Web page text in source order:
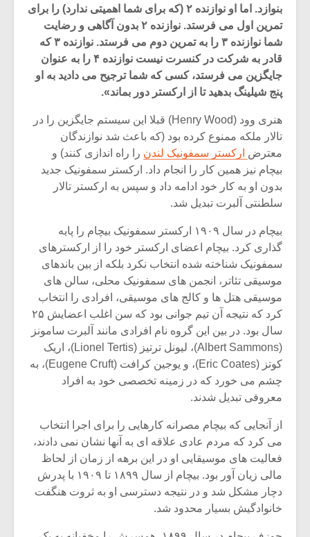
بنوازد. اما او نوازنده ۲ (که برای شما اهمیتی ندارد) را برای
تمرین اول می فرستد. نوازنده ۲ بدون آگاهی و رضایت
شما نوازنده ۳ را به تمرین دوم می فرستد. نوازنده ۳ که
قادر به شرکت در کنسرت نیست نوازنده ۴ را به عنوان
جایگزین می فرستد، کسی که شما ترجیح می دادید به او
پنج شیلینگ بدهید تا از ارکستر دور بماند».
هنری وود (Henry Wood) قبلا این سیستم جایگزین را در
تالار ملکه ممنوع کرده بود (که باعث شد نوازندگان
معترض ارکستر سمفونیک لندن را راه اندازی کنند) و
بیچام نیز همین کار را انجام داد. ارکستر سمفونیک جدید
بدون او به کار خود ادامه داد و سپس به ارکستر تالار
سلطنتی آلبرت تبدیل شد.
بیچام در سال ۱۹۰۹ ارکستر سمفونیک بیچام را پایه
گذاری کرد. بیچام اعضای ارکستر خود را از ارکسترهای
سمفونیک شناخته شده انتخاب نکرد بلکه از بین باندهای
موسیقی تئاتر، انجمن های سمفونیک محلی، سالن های
موسیقی هتل ها و کالج های موسیقی، افرادی را انتخاب
کرد که نتیجه آن تیم جوانی بود که سن اغلب اعضایش ۲۵
سال بود. در بین این گروه نام افرادی مانند آلبرت سامونز
(Albert Sammons)، لیونل ترتیز (Lionel Tertis)، اریک
کوتز (Eric Coates)، و یوجین کرافت (Eugene Cruft)، به
چشم می خورد که در زمینه تخصصی خود به افراد
معروفی تبدیل شدند.
از آنجایی که بیچام مصرانه کارهایی را برای اجرا انتخاب
می کرد که مردم عادی علاقه ای به آنها نشان نمی دادند،
فعالیت های موسیقایی او در این برهه از زمان از لحاظ
مالی زیان آور بود. بیچام از سال ۱۸۹۹ تا ۱۹۰۹ با پدرش
دچار مشکل شد و در نتیجه دسترسی او به ثروت هنگفت
خانوادگیش بسیار محدود شد.
میکلوش روژا
یادداشتی بر موسیقی
متن فیلم «متری
اگر نمی توانی
مشهورترین باشی،
بدنام ترین باش
موریس ژار